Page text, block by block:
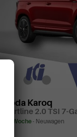
Skoda Karoq
Sportline 2.0 TSI 7-
ca 1 Woche Neuwagen